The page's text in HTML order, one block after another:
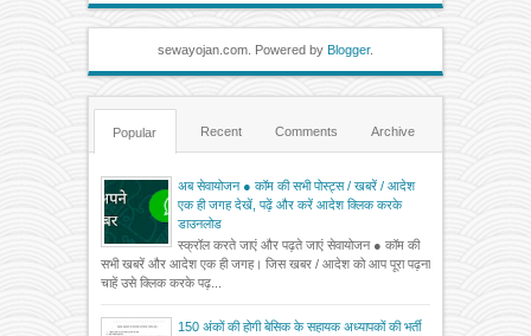
sewayojan.com. Powered by Blogger.
Popular Recent Comments Archive
अब सेवायोजन ● कॉम की सभी पोस्ट्स / खबरें / आदेश
एक ही जगह देखें, पढ़ें और करें आदेश क्लिक करके
डाउनलोड
स्क्रॉल करते जाएं और पढ़ते जाएं सेवायोजन ● कॉम की
सभी खबरें और आदेश एक ही जगह। जिस खबर / आदेश को आप पूरा पढ़ना
चाहें उसे क्लिक करके पढ़...
150 अंकों की होगी बेसिक के सहायक अध्यापकों की भर्ती